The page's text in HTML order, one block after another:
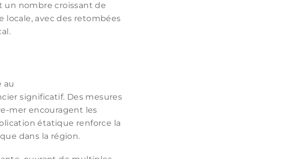
nombre croissant de
locale, avec des retombées
au
significatif. Des mesures
mer encouragent les
étatique renforce la
dans la région.